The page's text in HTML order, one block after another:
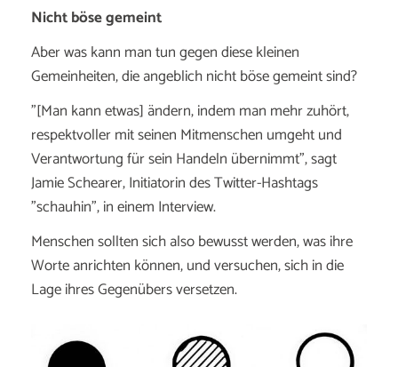
Nicht böse gemeint
Aber was kann man tun gegen diese kleinen
Gemeinheiten, die angeblich nicht böse gemeint sind?
"[Man kann etwas] ändern, indem man mehr zuhört,
respektvoller mit seinen Mitmenschen umgeht und
Verantwortung für sein Handeln übernimmt", sagt
Jamie Schearer, Initiatorin des Twitter-Hashtags
"schauhin", in einem Interview.
Menschen sollten sich also bewusst werden, was ihre
Worte anrichten können, und versuchen, sich in die
Lage ihres Gegenübers versetzen.